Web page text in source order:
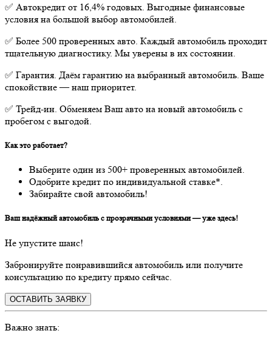
✅ Автокредит от 16,4% годовых. Выгодные финансовые
условия на большой выбор автомобилей.
✅ Более 500 проверенных авто. Каждый автомобиль проходит
тщательную диагностику. Мы уверены в их состоянии.
✅ Гарантия. Даём гарантию на выбранный автомобиль. Ваше
спокойствие — наш приоритет.
✅ Трейд-ин. Обменяем Ваш авто на новый автомобиль с
пробегом с выгодой.
Как это работает?
Выберите один из 500+ проверенных автомобилей.
Одобрите кредит по индивидуальной ставке*.
Забирайте свой автомобиль!
Ваш надёжный автомобиль с прозрачными условиями — уже здесь!
Не упустите шанс!
Забронируйте понравившийся автомобиль или получите
консультацию по кредиту прямо сейчас.
ОСТАВИТЬ ЗАЯВКУ
Важно знать: